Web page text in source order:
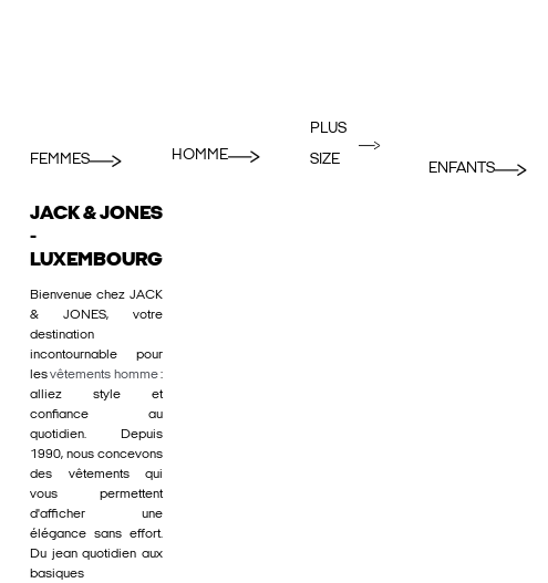
FEMMES HOMME
PLUS
SIZE
ENFANTS
JACK & JONES
-
LUXEMBOURG
Bienvenue chez JACK
& JONES, votre
destination
incontournable pour
lesvêtements homme:
alliez style et
confiance au
quotidien. Depuis
1990, nous concevons
des vêtements qui
vous permettent
d'afficher une
élégance sans effort.
Du jean quotidien aux
basiques